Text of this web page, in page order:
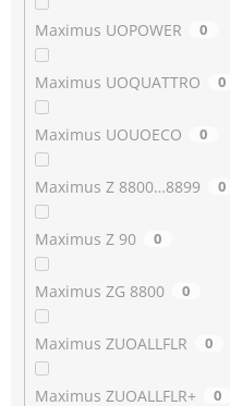
Maximus UOPOWER 0
Maximus UOQUATTRO 0
Maximus UOUOECO 0
Maximus Z 8800…8899 0
Maximus Z 90 0
Maximus ZG 8800 0
Maximus ZUOALLFLR 0
Maximus ZUOALLFLR+ 0